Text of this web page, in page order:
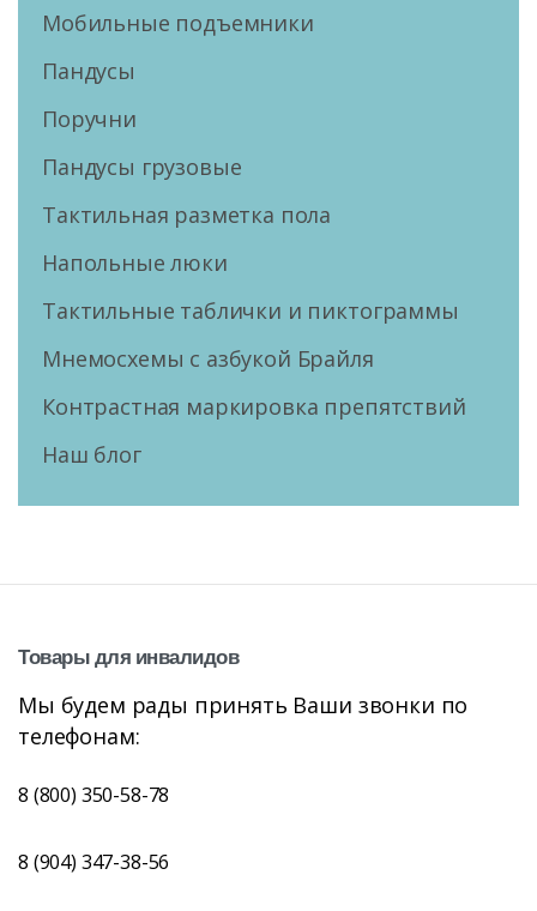
Мобильные подъемники
Пандусы
Поручни
Пандусы грузовые
Тактильная разметка пола
Напольные люки
Тактильные таблички и пиктограммы
Мнемосхемы с азбукой Брайля
Контрастная маркировка препятствий
Наш блог
Товарыдля инвалидов
Мы будем рады принять Ваши звонки по
телефонам:
8 (800) 350-58-78
8 (904) 347-38-56